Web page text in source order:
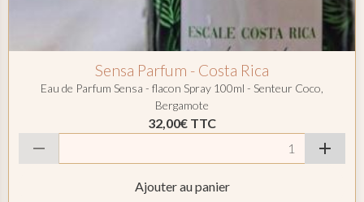
Sensa Parfum - Costa Rica
Eau de Parfum Sensa - flacon Spray 100ml - Senteur Coco,
Bergamote
32,00€ TTC
Ajouter au panier